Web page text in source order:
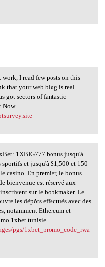
work, I
work, I read few posts on this
that your web blog is real
got sectors of fantastic
Now
1XBIG777
1XBIG777 bonus jusqu'à
sportifs et jusqu'à $1,500 et 150
casino. En premier, le bonus
bienvenue est réservé aux
sur le bookmaker. Le
les dépôts effectués avec des
notamment Ethereum et
1xbet tunisie
pgs/1xbet_promo_code_rwa